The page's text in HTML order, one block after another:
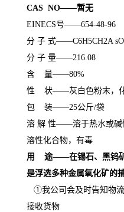
CAS NO——暂无
EINECS号——654-48-96
分 子 式——C6H5CH2A
分 子 量——216.08
含
量——80%
性
状——灰白色粉末，
包
装——25公斤/袋
溶 解 性——溶于热水或碱
溶性化合物，有毒
用
途——在锡石、黑钨矿
是浮选多种金属氧化矿的
①我公司会及时告知物
接收货物